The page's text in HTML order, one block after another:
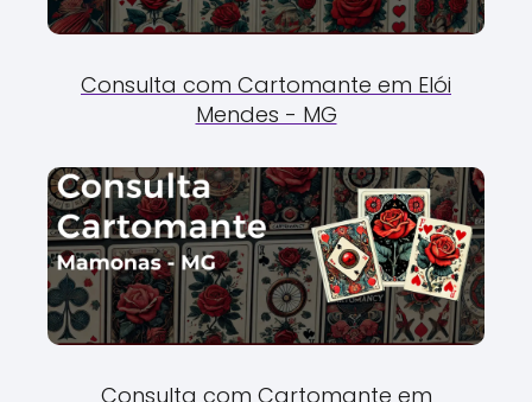
Consulta com Cartomante em Elói
Mendes - MG
Consulta com Cartomante em